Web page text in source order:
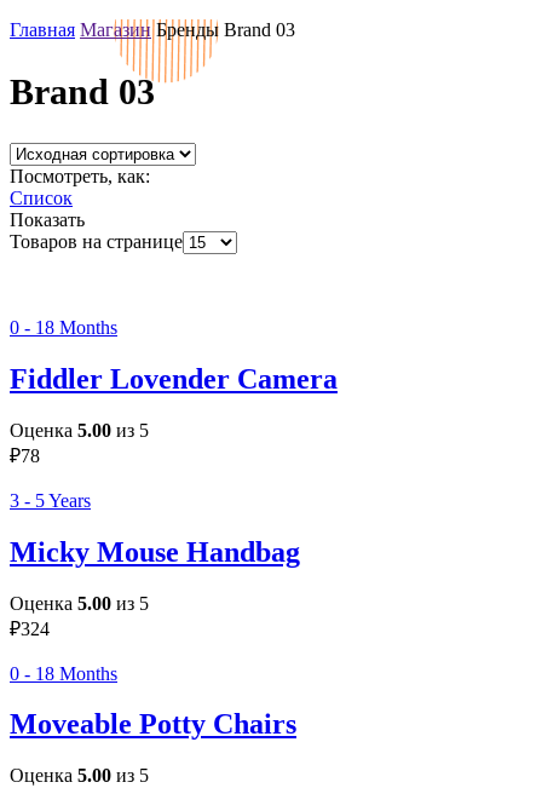
Главная Магазин Бренды Brand 03
Brand 03
Посмотреть, как:
Список
Показать
Товаров на странице
0 - 18 Months
Fiddler Lovender Camera
Оценка 5.00 из 5
₽78
3 - 5 Years
Micky Mouse Handbag
Оценка 5.00 из 5
₽324
0 - 18 Months
Moveable Potty Chairs
Оценка 5.00 из 5